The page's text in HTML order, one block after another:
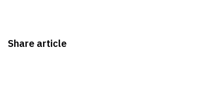
Share article